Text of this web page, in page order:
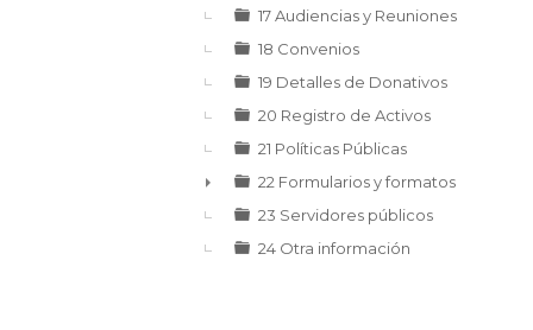
17 Audiencias y Reuniones
18 Convenios
19 Detalles de Donativos
20 Registro de Activos
21 Políticas Públicas
►
22 Formularios y formatos
23 Servidores públicos
24 Otra información